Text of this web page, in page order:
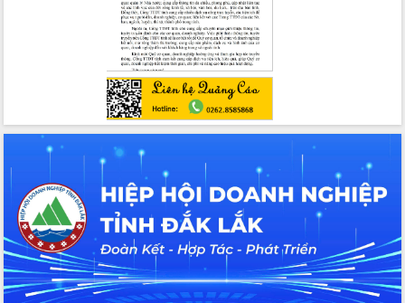
chúc mừng các bệnh viện nhân Ngày
Rộn ràng lễ hội truyền thống Sông
nước Đà Nông lần thứ I năm 2026
Kỳ họp Chuyên đề lần thứ Năm, HĐND
tỉnh Đắk Lắk thông qua các nghị quyết
quan trọng
Thống nhất danh sách giới thiệu ứng
cử đại biểu Quốc hội khoá XVI và đại
biểu HĐND tỉnh Đắk Lắk, nhiệm kỳ
2026-2031
Phát động hai phong trào thi đua quan
trọng trong kỷ nguyên mới
Hội nghị lần thứ tư Ban Chỉ đạo công
tác bầu cử tỉnh Đắk Lắk